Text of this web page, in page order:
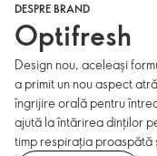
DESPRE BRAND
Optifresh
Design nou, aceleași
a primit un nou aspect
îngrijire orală pentru
ajută la întărirea dinților
timp respirația proaspătă